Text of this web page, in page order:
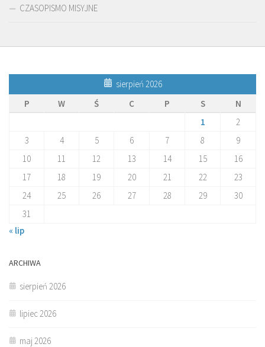
CZASOPISMO MISYJNE
sierpień 2026
P
W Ś C P S
N
1
2
3
4 5 6 7 8
9
10
11 12 13 14 15
16
17
18 19 20 21 22
23
24
25 26 27 28 29
30
31
« lip
ARCHIWA
sierpień 2026
lipiec 2026
maj 2026